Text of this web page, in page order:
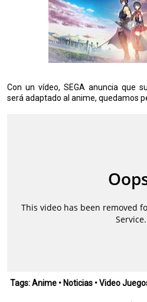
Con un vídeo, SEGA anuncia que
será adaptado al anime, quedamos
Tags:Anime • Noticias •Video